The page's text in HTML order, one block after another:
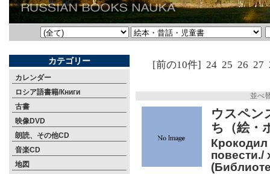
カテゴリー
カレンダー
ロシア語書籍/Книги
古書
映像DVD
朗読、その他CD
音楽CD
地図
[前の10件] 24 25 26 27
並べ
ウスペン
ち（絵・
Крокодил
повести./